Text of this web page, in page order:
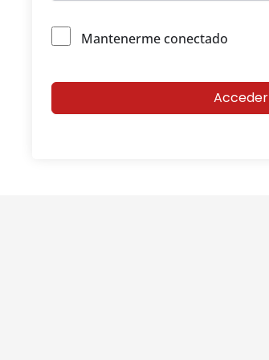
Mantenerme conectado
Acceder